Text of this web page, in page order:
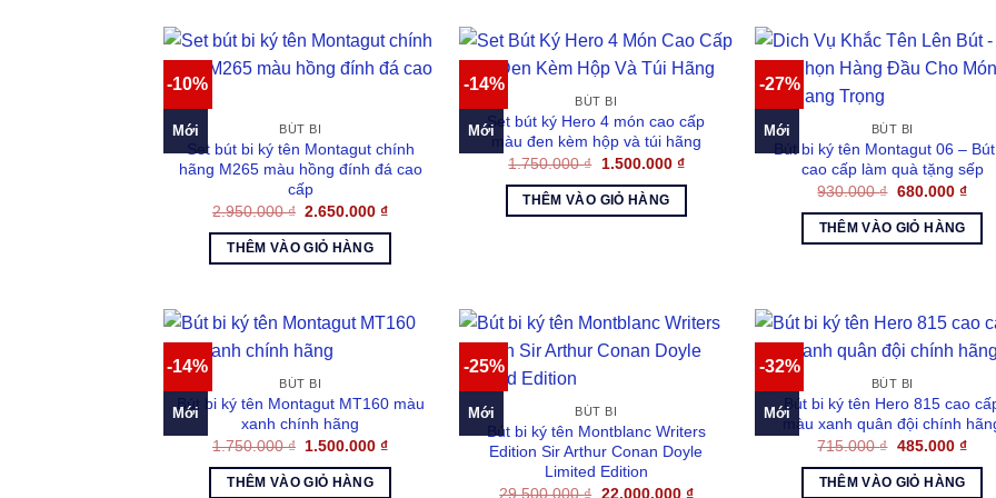
-10%
Mới BÚT BI
Set bút bi ký tên Montagut chính
hãng M265 màu hồng đính đá cao
cấp
2.950.000₫ Giá
là:
2.950.000 ₫.
2.650.000₫Giá
THÊM VÀO GIỎ HÀNG
-14%
Mới
BÚT BI
Set bút ký Hero 4 món cao cấp
màu đen kèm hộp và túi hãng
1.750.000₫
Giá
là:
1.750.000 ₫.
1.500.000 ₫Giá
THÊM VÀO GIỎ HÀNG
-27%
Mới BÚT BI
Bút bi ký tên Montagut 06 –
cao cấp làm quà tặng sếp
930.000₫ Giá
là:
930.000 ₫.
680.000 ₫Giá
THÊM VÀO GIỎ HÀNG
-14%
Mới
BÚT BI
Bút bi ký tên Montagut MT160 màu
xanh chính hãng
1.750.000₫ Giá
là:
1.750.000 ₫.
1.500.000₫Giá
THÊM VÀO GIỎ HÀNG
-25%
Mới BÚT BI
Bút bi ký tên Montblanc Writers
Edition Sir Arthur Conan Doyle
Limited Edition
29.500.000₫ Giá
22.000.000 ₫Giá
-32%
Mới
BÚT BI
Bút bi ký tên Hero 815 cao
màu xanh quân đội chính
715.000₫ Giá
là:
715.000 ₫.
485.000 ₫Giá
THÊM VÀO GIỎ HÀNG